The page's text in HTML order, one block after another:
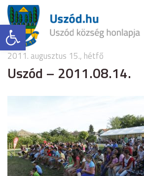
Eszköztár megnyitása
2011. augusztus 15., hétfő
Uszód – 2011.08.14.